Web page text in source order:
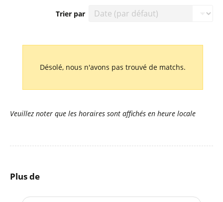
Trier par
Désolé, nous n'avons pas trouvé de matchs.
Veuillez noter que les horaires sont affichés en heure locale
Plus de